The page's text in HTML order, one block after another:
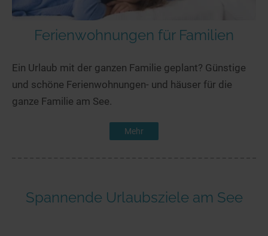
Ferienwohnungen für Familien
Ein Urlaub mit der ganzen Familie geplant? Günstige
und schöne Ferienwohnungen- und häuser für die
ganze Familie am See.
Mehr
Spannende Urlaubsziele am See